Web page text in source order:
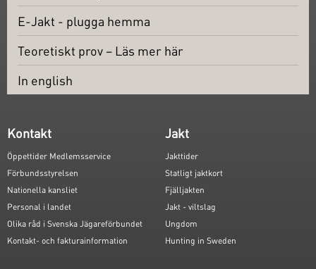
E-Jakt - plugga hemma
Teoretiskt prov – Läs mer här
In english
Kontakt
Öppettider Medlemsservice
Förbundsstyrelsen
Nationella kansliet
Personal i landet
Olika råd i Svenska Jägareförbundet
Kontakt- och fakturainformation
Jakt
Jakttider
Statligt jaktkort
Fjälljakten
Jakt - viltslag
Ungdom
Hunting in Sweden